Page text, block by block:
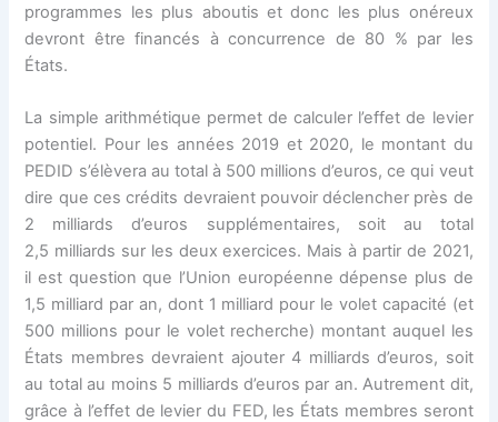
programmes les plus aboutis et donc les plus onéreux
devront être financés à concurrence de 80 % par les
États.
La simple arithmétique permet de calculer l’effet de levier
potentiel. Pour les années 2019 et 2020, le montant du
PEDID s’élèvera au total à 500 millions d’euros, ce qui veut
dire que ces crédits devraient pouvoir déclencher près de
2 milliards d’euros supplémentaires, soit au total
2,5 milliards sur les deux exercices. Mais à partir de 2021,
il est question que l’Union européenne dépense plus de
1,5 milliard par an, dont 1 milliard pour le volet capacité (et
500 millions pour le volet recherche) montant auquel les
États membres devraient ajouter 4 milliards d’euros, soit
au total au moins 5 milliards d’euros par an. Autrement dit,
grâce à l’effet de levier du FED, les États membres seront